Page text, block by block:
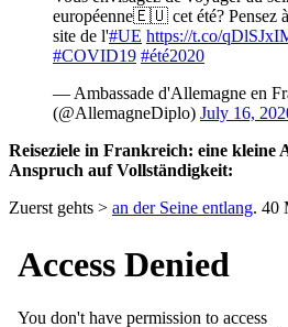
européenne🇪🇺 cet été? Pensez
site de l'#UE https://t.co/
#COVID19 #été2020
— Ambassade d'Allemagne en
(@AllemagneDiplo) July 16,
Reiseziele in Frankreich: eine kleine
Anspruch auf Vollständigkeit:
Zuerst gehts > an der Seine entlang. 40